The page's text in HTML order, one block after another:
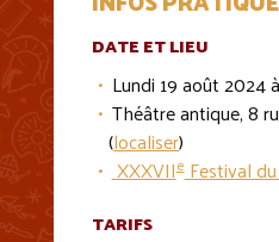
DATE ET LIEU
Lundi 19 août 2024
Théâtre antique, 8
(localiser)
XXXVIIeFestival
TARIFS